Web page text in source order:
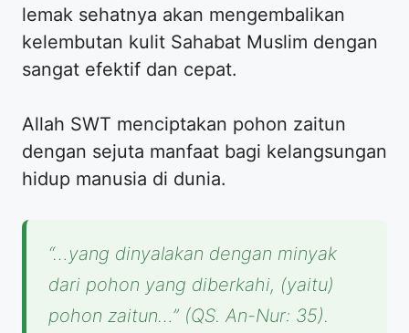
lemak sehatnya akan mengembalikan
kelembutan kulit Sahabat Muslim dengan
sangat efektif dan cepat.
Allah SWT menciptakan pohon zaitun
dengan sejuta manfaat bagi kelangsungan
hidup manusia di dunia.
“…yang dinyalakan dengan minyak
dari pohon yang diberkahi, (yaitu)
pohon zaitun…” (QS. An-Nur: 35).